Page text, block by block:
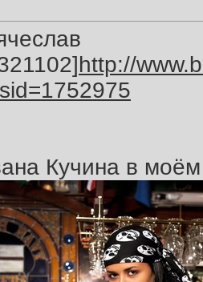
http://
Кучина в